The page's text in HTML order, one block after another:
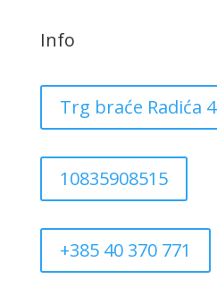
Info
Trg braće Radića 4
10835908515
+385 40 370 771